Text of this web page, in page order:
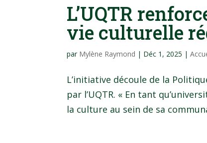
L’UQTR
vie culturelle
par Mylène Raymond | Déc 1, 2025 |
L’initiative découle de la
par l’UQTR. « En tant
la culture au sein de sa